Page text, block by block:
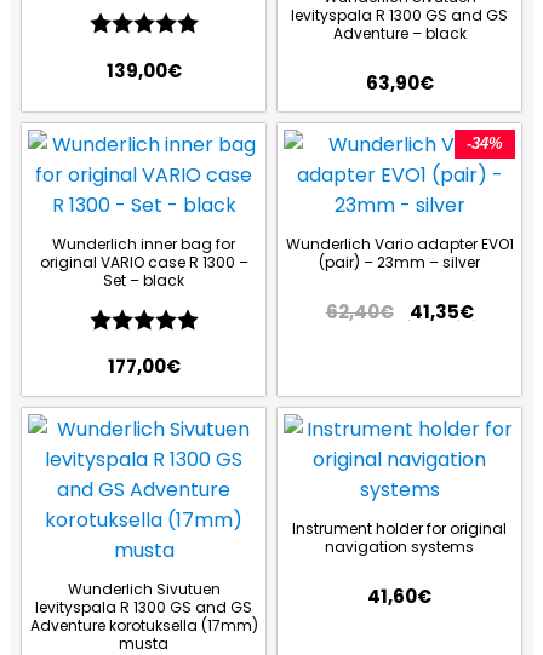
Arvio: 5.0 5:sta tähdestä
139,00€
levityspala R 1300 GS and GS
Adventure – black
63,90€
Wunderlich inner bag for
original VARIO case R 1300 –
Set – black
Arvio: 5.0 5:sta tähdestä
177,00€
-34%
Wunderlich Vario adapter EVO1
(pair) – 23mm – silver
62,40€ 41,35€
Wunderlich Sivutuen
levityspala R 1300 GS and GS
Adventure korotuksella (17mm)
musta
Instrument holder for original
navigation systems
41,60€